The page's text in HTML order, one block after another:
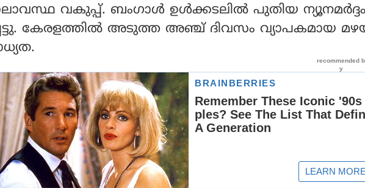
വകുപ്പ്. ബംഗാള്‍ ഉള്‍ക്കടലില്‍ പുതിയ
കേരളത്തില്‍ അടുത്ത അഞ്ച് ദിവസം വ്യാപകമായ